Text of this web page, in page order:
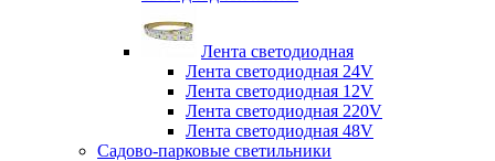
Лента светодиодная
Лента светодиодная 24V
Лента светодиодная 12V
Лента светодиодная 220V
Лента светодиодная 48V
Садово-парковые светильники